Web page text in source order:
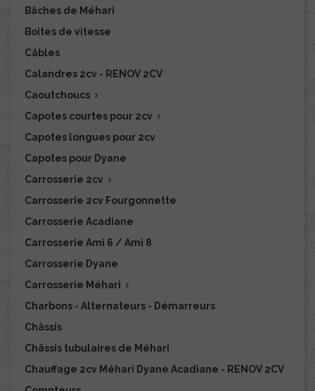
Bâches de Méhari
Boites de vitesse
Câbles
Calandres 2cv - RENOV 2CV
Caoutchoucs 
Capotes courtes pour 2cv 
Capotes longues pour 2cv
Capotes pour Dyane
Carrosserie 2cv 
Carrosserie 2cv Fourgonnette
Carrosserie Acadiane
Carrosserie Ami 6 / Ami 8
Carrosserie Dyane
Carrosserie Méhari 
Charbons - Alternateurs - Démarreurs
Châssis
Châssis tubulaires de Méhari
Chauffage 2cv Méhari Dyane Acadiane - RENOV 2CV